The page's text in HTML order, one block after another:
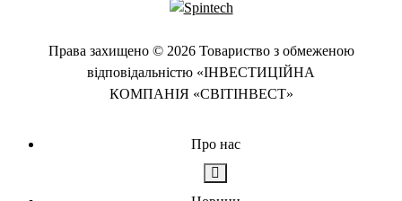
Права захищено © 2026 Товариство з обмеженою
відповідальністю «ІНВЕСТИЦІЙНА
КОМПАНІЯ «СВІТІНВЕСТ»
Про нас